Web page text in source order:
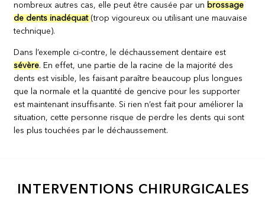
nombreux autres cas, elle peut être causée par un brossage
de dents inadéquat (trop vigoureux ou utilisant une mauvaise
technique).
Dans l’exemple ci-contre, le déchaussement dentaire est
sévère. En effet, une partie de la racine de la majorité des
dents est visible, les faisant paraître beaucoup plus longues
que la normale et la quantité de gencive pour les supporter
est maintenant insuffisante. Si rien n’est fait pour améliorer la
situation, cette personne risque de perdre les dents qui sont
les plus touchées par le déchaussement.
INTERVENTIONS CHIRURGICALES